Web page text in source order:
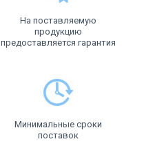
На поставляемую
продукцию
предоставляется гарантия
Минимальные сроки
поставок